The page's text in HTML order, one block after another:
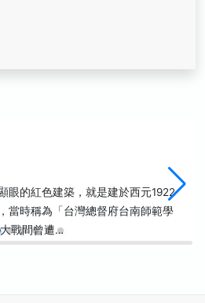
眼的紅色建築，就是建於西元1922
當時稱為「台灣總督府台南師範學
戰間曾遭…